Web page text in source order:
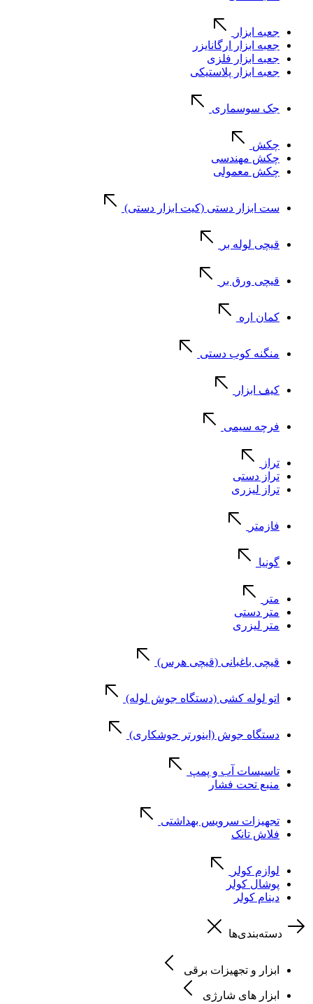
جعبه ابزار
جعبه ابزار ارگانایزر
جعبه ابزار فلزی
جعبه ابزار پلاستیکی
جک سوسماری
چکش
چکش مهندسی
چکش معمولی
ست ابزار دستی (کیت ابزار دستی)
قیچی لوله بر
قیچی ورق بر
کمان اره
منگنه کوب دستی
کیف ابزار
فرچه سیمی
تراز
تراز دستی
تراز لیزری
فازمتر
گونیا
متر
متر دستی
متر لیزری
قیچی باغبانی (قیچی هرس)
اتو لوله کشی (دستگاه جوش لوله)
دستگاه جوش (اینورتر جوشکاری)
تاسیسات آب و پمپ
منبع تحت فشار
تجهیزات سرویس بهداشتی
فلاش تانک
لوازم کولر
پوشال کولر
دینام کولر
دسته‌بندی‌ها
ابزار و تجهیزات برقی
ابزار های شارژی